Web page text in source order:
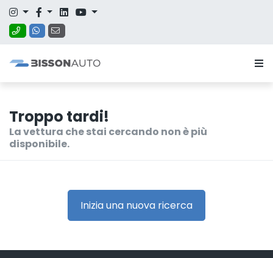
Troppo tardi!
La vettura che stai cercando non è più
disponibile.
Inizia una nuova ricerca